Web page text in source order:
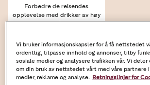
Forbedre de reisendes
opplevelse med drikker av høy
kvalitet på farten.
Finn ut mer
Vi bruker informasjonskapsler for å få nettstedet
ordentlig, tilpasse innhold og annonser, tilby
sosiale medier og analysere trafikken vår. Vi deler
om din bruk av nettstedet vårt med våre partnere
medier, reklame og analyse. Retningslinjer for